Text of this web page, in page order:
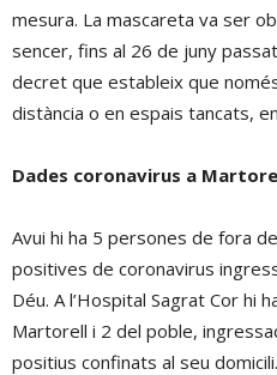
mesura. La mascareta va ser
sencer, fins al 26 de juny
decret que estableix que
distància o en espais tancats,
Dades coronavirus a
Avui hi ha 5 persones de fora
positives de coronavirus
Déu. A l’Hospital Sagrat Cor hi
Martorell i 2 del poble,
positius confinats al seu